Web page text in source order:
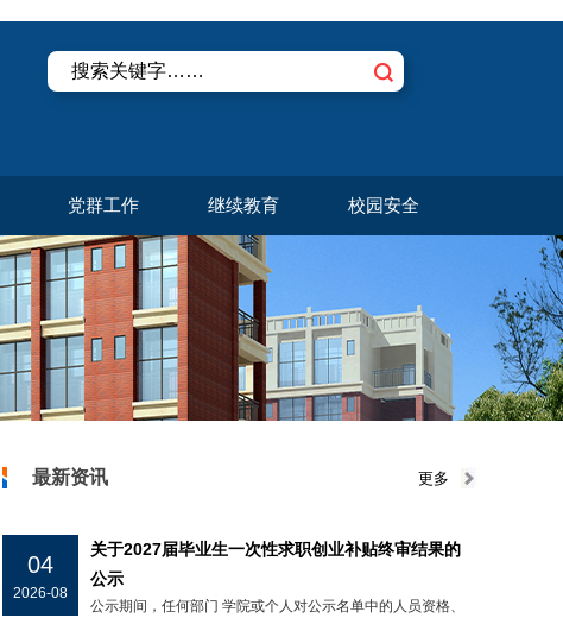
党群工作 继续教育 校园安全
最新资讯 更多
04
2026-08
关于2027届毕业生一次性求职创业补贴终审结果的
公示
公示期间，任何部门 学院或个人对公示名单中的人员资格、